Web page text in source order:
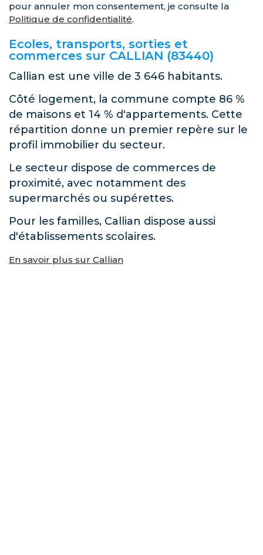
pour annuler mon consentement, je consulte la
Politique de confidentialité.
Ecoles, transports, sorties et
commerces sur CALLIAN (83440)
Callian est une ville de 3 646 habitants.
Côté logement, la commune compte 86 %
de maisons et 14 % d'appartements. Cette
répartition donne un premier repère sur le
profil immobilier du secteur.
Le secteur dispose de commerces de
proximité, avec notamment des
supermarchés ou supérettes.
Pour les familles, Callian dispose aussi
d'établissements scolaires.
En savoir plus sur Callian